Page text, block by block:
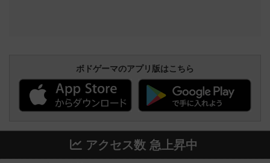
ボドゲーマのアプリ版はこちら
アクセス数 急上昇中